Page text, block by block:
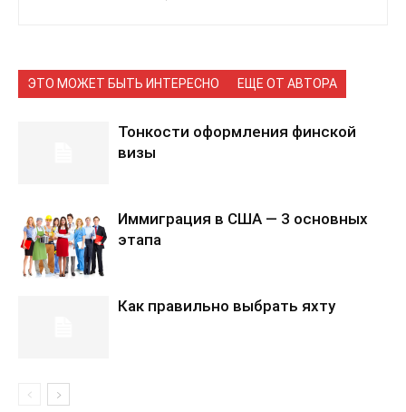
ЭТО МОЖЕТ БЫТЬ ИНТЕРЕСНО ЕЩЕ ОТ АВТОРА
Тонкости оформления финской
визы
Иммиграция в США — 3 основных
этапа
Как правильно выбрать яхту